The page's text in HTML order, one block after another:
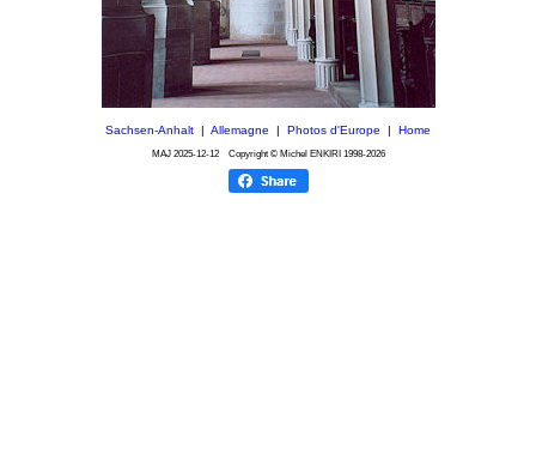
Sachsen-Anhalt Allemagne Photos d'Europe Home
MAJ 2025-12-12Copyright © Michel ENKIRI 1998-2026